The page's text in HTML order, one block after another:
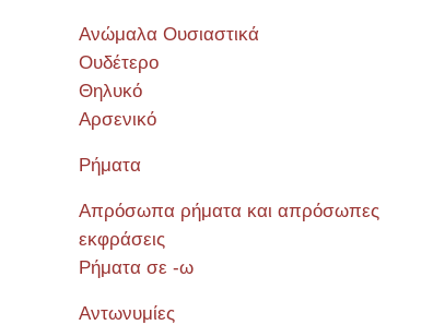
Ανώμαλα Ουσιαστικά
Ουδέτερο
Θηλυκό
Αρσενικό
Ρήματα
Απρόσωπα ρήματα και απρόσωπες
εκφράσεις
Ρήματα σε -ω
Αντωνυμίες